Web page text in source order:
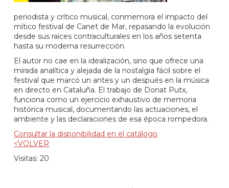
periodista y crítico musical, conmemora el impacto del
mítico festival de Canet de Mar, repasando la evolución
desde sus raíces contraculturales en los años setenta
hasta su moderna resurrección.
El autor no cae en la idealización, sino que ofrece una
mirada analítica y alejada de la nostalgia fácil sobre el
festival que marcó un antes y un después en la música
en directo en Cataluña. El trabajo de Donat Putx,
funciona como un ejercicio exhaustivo de memoria
histórica musical, documentando las actuaciones, el
ambiente y las declaraciones de esa época rompedora.
Consultar la disponibilidad en el catálogo
<VOLVER
Visitas: 20